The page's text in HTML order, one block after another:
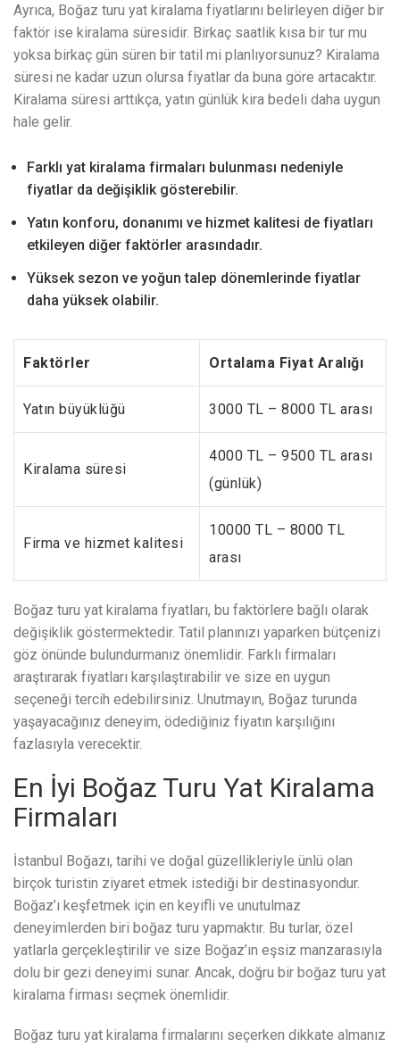
Ayrıca, Boğaz turu yat kiralama fiyatlarını belirleyen diğer bir
faktör ise kiralama süresidir. Birkaç saatlik kısa bir tur mu
yoksa birkaç gün süren bir tatil mi planlıyorsunuz? Kiralama
süresi ne kadar uzun olursa fiyatlar da buna göre artacaktır.
Kiralama süresi arttıkça, yatın günlük kira bedeli daha uygun
hale gelir.
Farklı yat kiralama firmaları bulunması nedeniyle
fiyatlar da değişiklik gösterebilir.
Yatın konforu, donanımı ve hizmet kalitesi de fiyatları
etkileyen diğer faktörler arasındadır.
Yüksek sezon ve yoğun talep dönemlerinde fiyatlar
daha yüksek olabilir.
Faktörler Ortalama Fiyat Aralığı
Yatın büyüklüğü 3000 TL – 8000 TL arası
Kiralama süresi
4000 TL – 9500 TL arası
(günlük)
Firma ve hizmet kalitesi
10000 TL – 8000 TL
arası
Boğaz turu yat kiralama fiyatları, bu faktörlere bağlı olarak
değişiklik göstermektedir. Tatil planınızı yaparken bütçenizi
göz önünde bulundurmanız önemlidir. Farklı firmaları
araştırarak fiyatları karşılaştırabilir ve size en uygun
seçeneği tercih edebilirsiniz. Unutmayın, Boğaz turunda
yaşayacağınız deneyim, ödediğiniz fiyatın karşılığını
fazlasıyla verecektir.
En İyi Boğaz Turu Yat Kiralama
Firmaları
İstanbul Boğazı, tarihi ve doğal güzellikleriyle ünlü olan
birçok turistin ziyaret etmek istediği bir destinasyondur.
Boğaz’ı keşfetmek için en keyifli ve unutulmaz
deneyimlerden biri boğaz turu yapmaktır. Bu turlar, özel
yatlarla gerçekleştirilir ve size Boğaz’ın eşsiz manzarasıyla
dolu bir gezi deneyimi sunar. Ancak, doğru bir boğaz turu yat
kiralama firması seçmek önemlidir.
Boğaz turu yat kiralama firmalarını seçerken dikkate almanız